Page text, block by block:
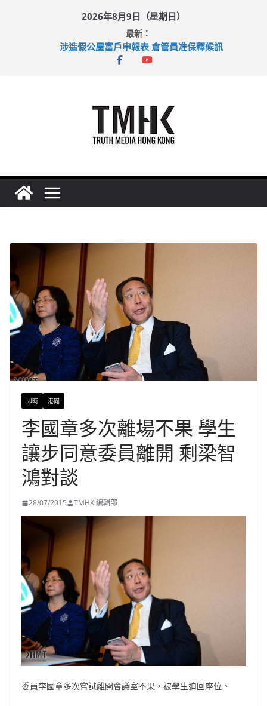
2026年8月9日（星期日）
最新：
涉造假公屋富戶申報表 倉管員准保釋候訊
即時 港聞
李國章多次離場不果 學生
讓步同意委員離開 剩梁智
鴻對談
28/07/2015 TMHK 編輯部
委員李國章多次嘗試離開會議室不果，被學生迫回座位。